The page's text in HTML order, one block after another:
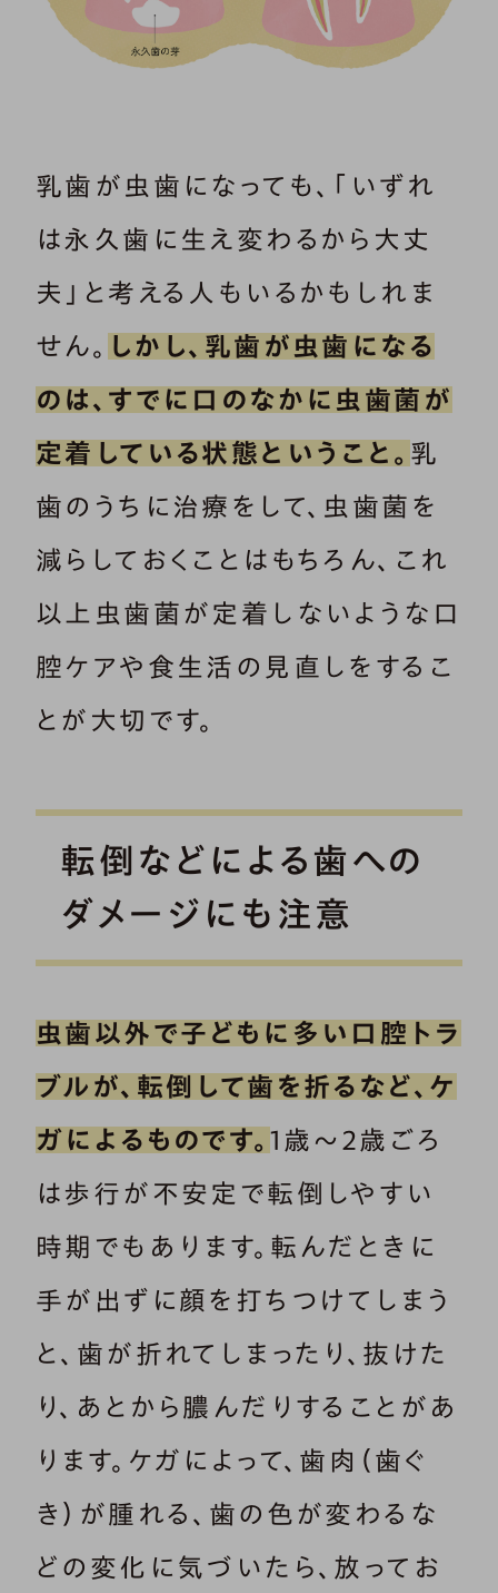
乳歯が虫歯になっても、「いずれ
は永久歯に生え変わるから大丈
夫」と考える人もいるかもしれま
せん。 しかし、乳歯が虫歯になる
のは、すでに口のなかに虫歯菌が
定着している状態ということ。 乳
歯のうちに治療をして、虫歯菌を
減らしておくことはもちろん、これ
以上虫歯菌が定着しないような口
腔ケアや食生活の見直しをするこ
とが大切です。
転倒などによる歯への
ダメージにも注意
虫歯以外で子どもに多い口腔トラ
ブルが、転倒して歯を折るなど、ケ
ガによるものです。 1歳～2歳ごろ
は歩行が不安定で転倒しやすい
時期でもあります。転んだときに
手が出ずに顔を打ちつけてしまう
と、歯が折れてしまったり、抜けた
り、あとから膿んだりすることがあ
ります。ケガによって、歯肉（歯ぐ
き）が腫れる、歯の色が変わるな
どの変化に気づいたら、放ってお